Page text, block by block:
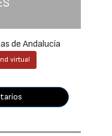
de Andalucía
virtual